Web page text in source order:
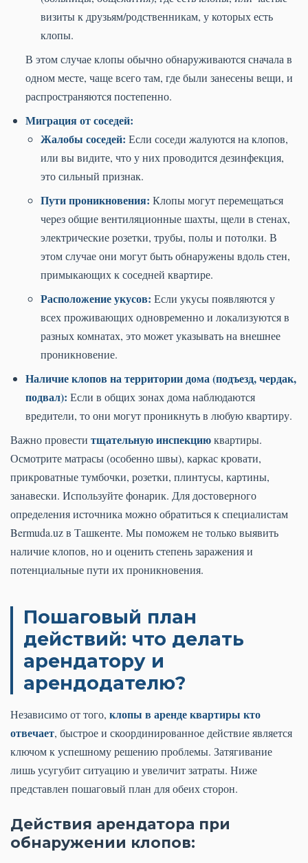
визиты к друзьям/родственникам, у которых есть
клопы.
В этом случае клопы обычно обнаруживаются сначала в
одном месте, чаще всего там, где были занесены вещи, и
распространяются постепенно.
Миграция от соседей:
Жалобы соседей: Если соседи жалуются на клопов,
или вы видите, что у них проводится дезинфекция,
это сильный признак.
Пути проникновения: Клопы могут перемещаться
через общие вентиляционные шахты, щели в стенах,
электрические розетки, трубы, полы и потолки. В
этом случае они могут быть обнаружены вдоль стен,
примыкающих к соседней квартире.
Расположение укусов: Если укусы появляются у
всех проживающих одновременно и локализуются в
разных комнатах, это может указывать на внешнее
проникновение.
Наличие клопов на территории дома (подъезд, чердак,
подвал): Если в общих зонах дома наблюдаются
вредители, то они могут проникнуть в любую квартиру.
Важно провести тщательную инспекциюквартиры.
Осмотрите матрасы (особенно швы), каркас кровати,
прикроватные тумбочки, розетки, плинтусы, картины,
занавески. Используйте фонарик. Для достоверного
определения источника можно обратиться к специалистам
Bermuda.uz в Ташкенте. Мы поможем не только выявить
наличие клопов, но и оценить степень заражения и
потенциальные пути их проникновения.
Пошаговый план
действий: что делать
арендатору и
арендодателю?
Независимо от того, клопы в аренде квартиры кто
отвечает, быстрое и скоординированное действие является
ключом к успешному решению проблемы. Затягивание
лишь усугубит ситуацию и увеличит затраты. Ниже
представлен пошаговый план для обеих сторон.
Действия арендатора при
обнаружении клопов: